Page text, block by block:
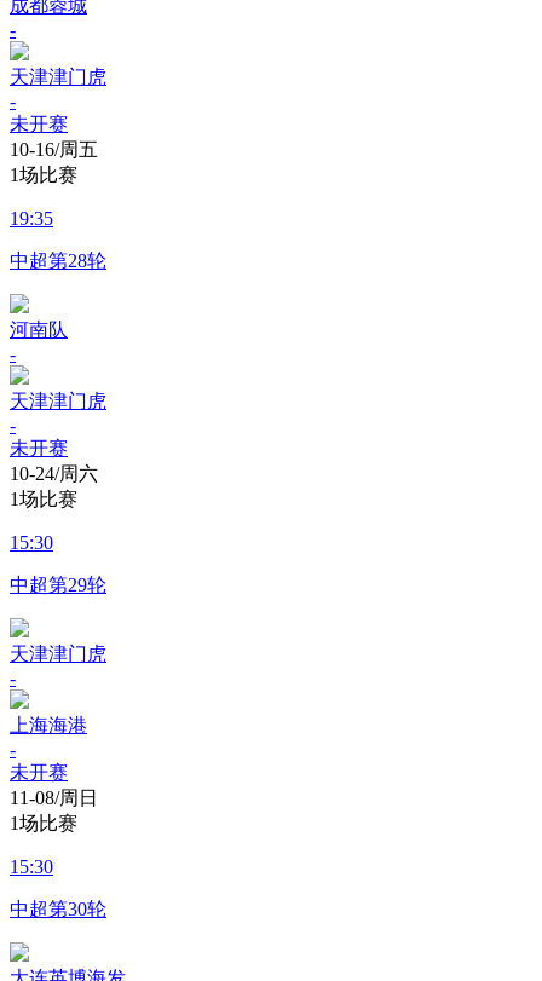
成都蓉城
-
天津津门虎
-
未开赛
10-16/周五
1场比赛
19:35
中超第28轮
河南队
-
天津津门虎
-
未开赛
10-24/周六
1场比赛
15:30
中超第29轮
天津津门虎
-
上海海港
-
未开赛
11-08/周日
1场比赛
15:30
中超第30轮